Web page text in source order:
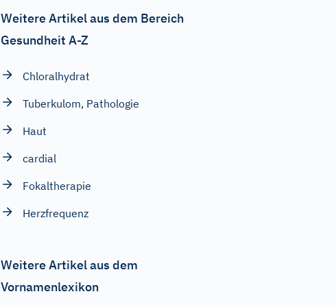
Weitere Artikel aus dem Bereich
Gesundheit A-Z
Chloralhydrat
Tuberkulom, Pathologie
Haut
cardial
Fokaltherapie
Herzfrequenz
Weitere Artikel aus dem
Vornamenlexikon